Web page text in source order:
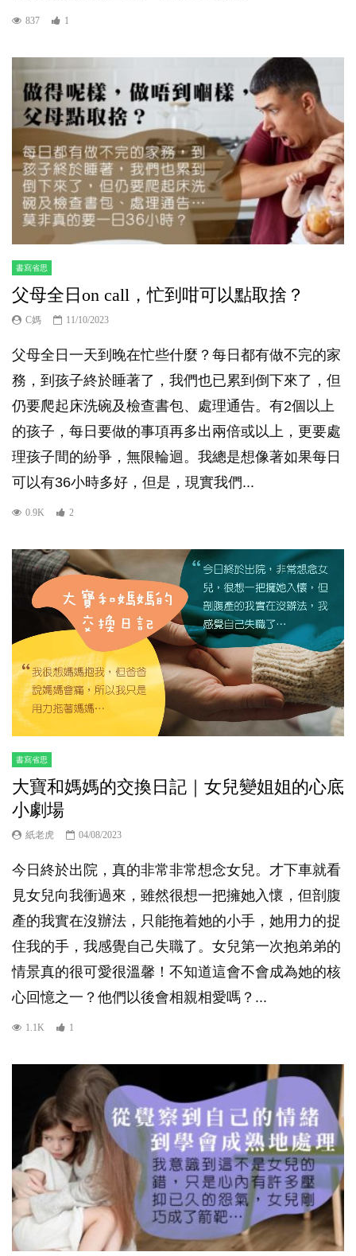
837 1
書寫省思
父母全日on call，忙到咁可以點取捨？
C媽 11/10/2023
父母全日一天到晚在忙些什麼？每日都有做不完的家
務，到孩子終於睡著了，我們也已累到倒下來了，但
仍要爬起床洗碗及檢查書包、處理通告。有2個以上
的孩子，每日要做的事項再多出兩倍或以上，更要處
理孩子間的紛爭，無限輪迴。我總是想像著如果每日
可以有36小時多好，但是，現實我們...
0.9K 2
書寫省思
大寶和媽媽的交換日記｜女兒變姐姐的心底
小劇場
紙老虎 04/08/2023
今日終於出院，真的非常非常想念女兒。才下車就看
見女兒向我衝過來，雖然很想一把擁她入懷，但剖腹
產的我實在沒辦法，只能拖着她的小手，她用力的捉
住我的手，我感覺自己失職了。女兒第一次抱弟弟的
情景真的很可愛很溫馨！不知道這會不會成為她的核
心回憶之一？他們以後會相親相愛嗎？...
1.1K 1